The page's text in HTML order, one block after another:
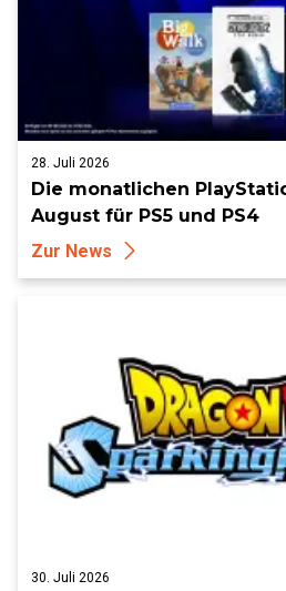
28. Juli 2026
Die monatlichen
August für PS5 und PS4
Zur News
30. Juli 2026